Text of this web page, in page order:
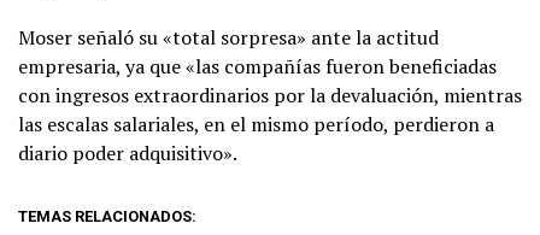
Moser señaló su «total sorpresa» ante la actitud
empresaria, ya que «las compañías fueron beneficiadas
con ingresos extraordinarios por la devaluación, mientras
las escalas salariales, en el mismo período, perdieron a
diario poder adquisitivo».
TEMAS RELACIONADOS: